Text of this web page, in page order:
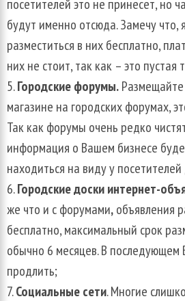
посетителей это не принесет, но
будут именно отсюда. Замечу
разместиться в них бесплатно,
них не стоит, так как – это пустая
Городские форумы.
магазине на городских форумах,
Так как форумы очень редко
информация о Вашем бизнесе
находиться на виду у
Городские доски интернет-
же что и с форумами,объявления
бесплатно, максимальный срок
обычно 6 месяцев. В последующем
продлить;
Социальные сети. Многие